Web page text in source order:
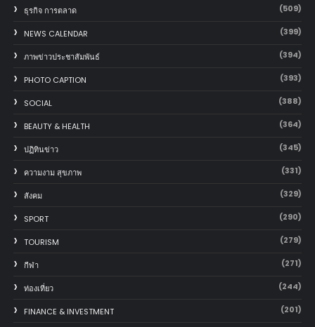
ธุรกิจ การตลาด (509)
NEWS CALENDAR (399)
ภาพข่าวประชาสัมพันธ์ (394)
PHOTO CAPTION (393)
SOCIAL (388)
BEAUTY & HEALTH (364)
ปฏิทินข่าว (345)
ความงาม สุขภาพ (331)
สังคม (329)
SPORT (290)
TOURISM (279)
กีฬา (271)
ท่องเที่ยว (244)
FINANCE & INVESTMENT (201)